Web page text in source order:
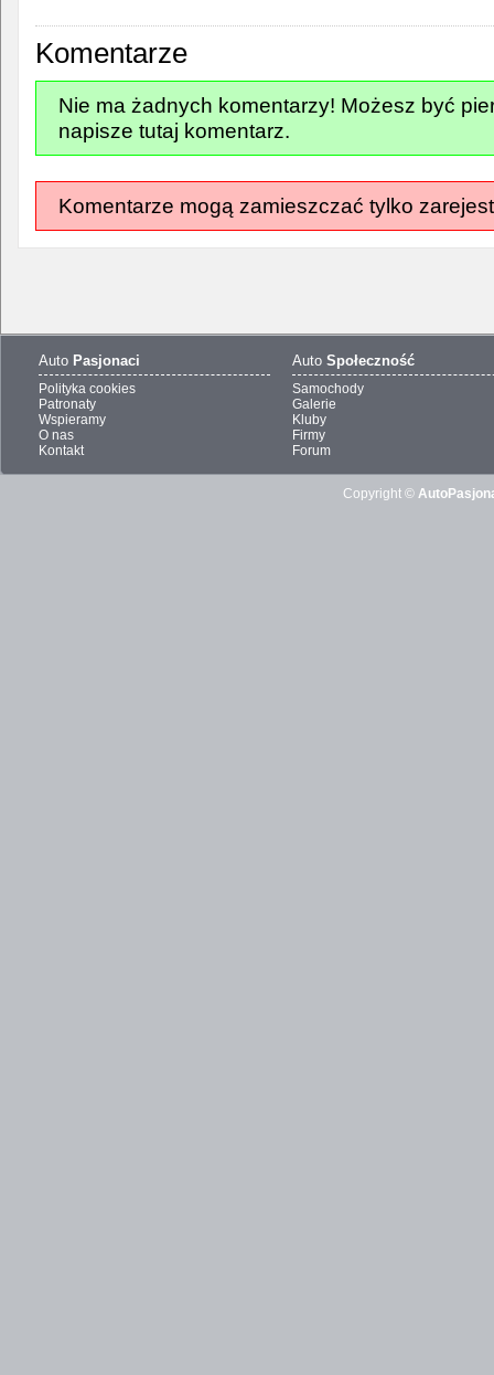
Komentarze
Nie ma żadnych komentarzy! Możesz być
napisze tutaj komentarz.
Komentarze mogą zamieszczać tylko
Auto Pasjonaci
Polityka cookies
Patronaty
Wspieramy
O nas
Kontakt
Auto Społeczność
Samochody
Galerie
Kluby
Firmy
Forum
Copyright ©